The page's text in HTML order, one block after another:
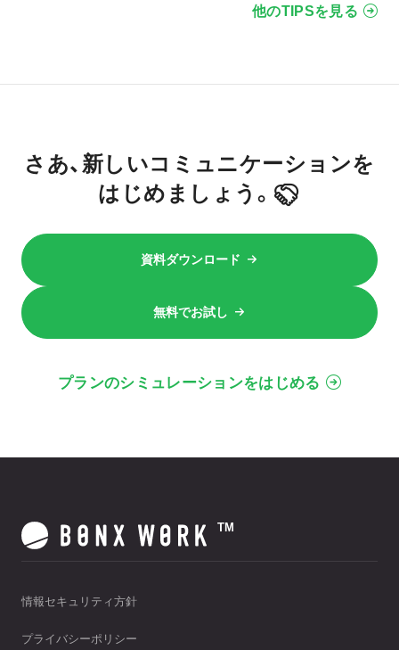
他のTIPSを見る
さあ、新しいコミュニケーションを
はじめましょう。
資料ダウンロード
無料でお試し
プランのシミュレーションをはじめる
TM
情報セキュリティ方針
プライバシーポリシー